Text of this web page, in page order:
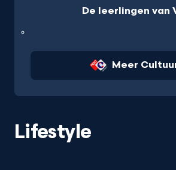
De leerlingen van
Meer
Lifestyle